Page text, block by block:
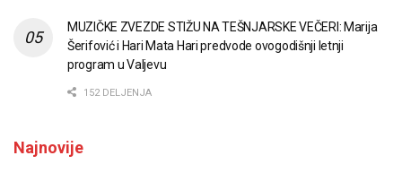
MUZIČKE ZVEZDE STIŽU NA TEŠNJARSKE VEČERI: Marija
Šerifović i Hari Mata Hari predvode ovogodišnji letnji
program u Valjevu
152 DELJENJA
Najnovije